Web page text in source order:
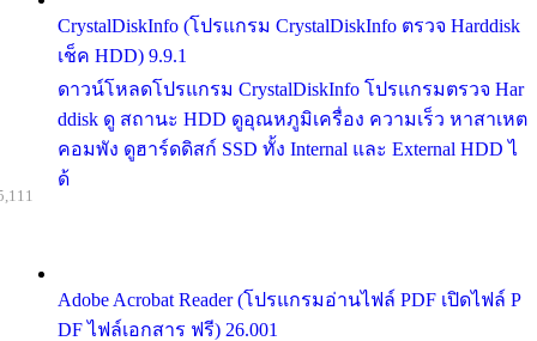
CrystalDiskInfo (โปรแกรม CrystalDiskInfo ตรวจ Harddisk
เช็ค HDD) 9.9.1
ดาวน์โหลดโปรแกรม CrystalDiskInfo โปรแกรมตรวจ Har
ddisk ดู สถานะ HDD ดูอุณหภูมิเครื่อง ความเร็ว หาสาเหต
คอมพัง ดูฮาร์ดดิสก์ SSD ทั้ง Internal และ External HDD ไ
ด้
Adobe Acrobat Reader (โปรแกรมอ่านไฟล์ PDF เปิดไฟล์ P
DF ไฟล์เอกสาร ฟรี) 26.001